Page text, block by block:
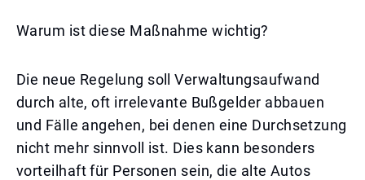
Warum ist diese Maßnahme wichtig?
Die neue Regelung soll Verwaltungsaufwand
durch alte, oft irrelevante Bußgelder abbauen
und Fälle angehen, bei denen eine Durchsetzung
nicht mehr sinnvoll ist. Dies kann besonders
vorteilhaft für Personen sein, die alte Autos